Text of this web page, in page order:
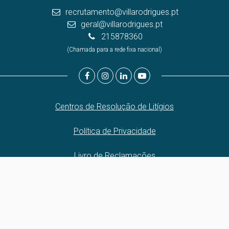
recrutamento@villarodrigues.pt
geral@villarodrigues.pt
215878360
(Chamada para a rede fixa nacional)
Centros de Resolução de Litígios
Política de Privacidade
Livro de Reclamações